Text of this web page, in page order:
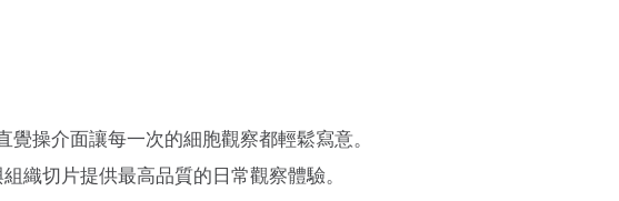
操介面讓每一次的細胞觀察都輕鬆寫意。
織切片提供最高品質的日常觀察體驗。